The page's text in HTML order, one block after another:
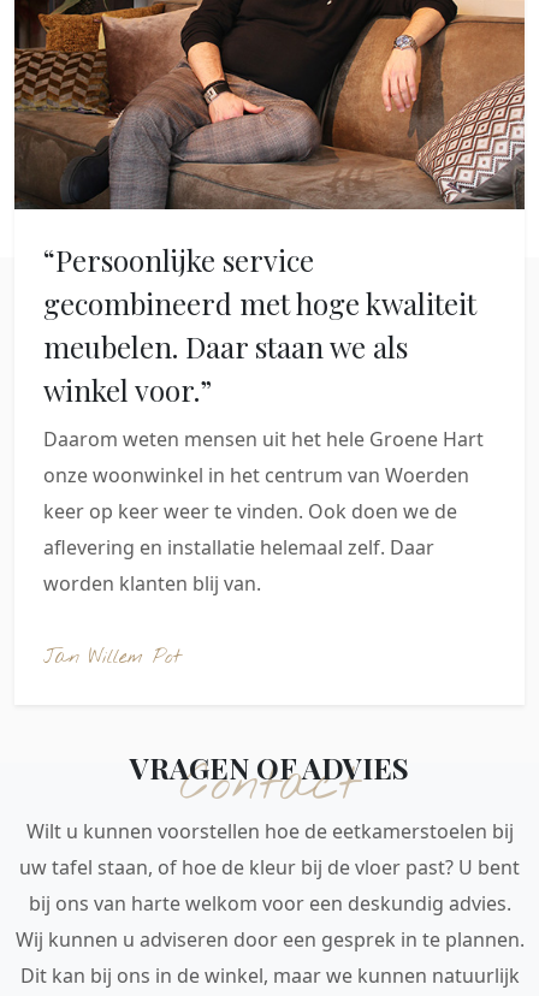
“Persoonlijke service
gecombineerd met hoge kwaliteit
meubelen. Daar staan we als
winkel voor.”
Daarom weten mensen uit het hele Groene Hart
onze woonwinkel in het centrum van Woerden
keer op keer weer te vinden. Ook doen we de
aflevering en installatie helemaal zelf. Daar
worden klanten blij van.
Jan Willem Pot
Contact
VRAGEN OF ADVIES
Wilt u kunnen voorstellen hoe de eetkamerstoelen bij
uw tafel staan, of hoe de kleur bij de vloer past? U bent
bij ons van harte welkom voor een deskundig advies.
Wij kunnen u adviseren door een gesprek in te plannen.
Dit kan bij ons in de winkel, maar we kunnen natuurlijk